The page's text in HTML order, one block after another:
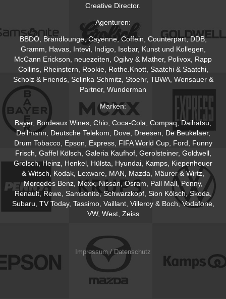
Creative Director.
Agenturen:
BBDO, Brandlounge, Cayenne, Coffein, Counterpart, DDB,
Gramm, Havas, Intevi, Indigo, Isobar, Kunst und Kollegen,
McCann Erickson, neuezeiten, Ogilvy & Mather, Polivox, Rapp
Collins, Rheinstern, Rookie, Rothe.Knott, Saatchi & Saatchi,
Scholz & Friends, Selinka Schmitz, Stoehr, TBWA, Wensauer &
Partner, Wunderman
Marken:
Bayer, Bordeaux Wines, Chio, Coca-Cola, Compaq, Daihatsu,
Deilmann, Deutsche Telekom, Dove, Dreesen, De Beukelaer,
Drum Tobacco, Epson, Express, FIFA World Cup, Ford, Funny
Frisch, Gaffel Kölsch, Galeria Kaufhof, Gerolsteiner, Goldwell,
Grolsch, Heinz, Henkel, Hülsta, Hyundai, Kamps, Kiepenheuer
& Witsch, Kodak, Lexware, MAN, Mazda, Mäurer & Wirtz,
Mercedes Benz, Mexx, Nissan, Osram, Pall Mall, Penny,
Renault, Rewe, Samsonite, Schwarzkopf, Sion Kölsch, Skoda,
Subaru, TV Today, Tassimo, Vaillant, Villeroy & Boch, Vodafone,
VW, West, Zeiss
Impressum / Datenschutz